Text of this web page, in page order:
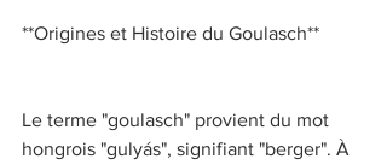
**Origines et Histoire du Goulasch**
Le terme "goulasch" provient du mot
hongrois "gulyás", signifiant "berger". À